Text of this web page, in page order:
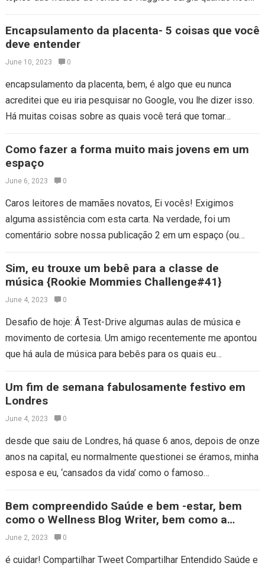
Encapsulamento da placenta- 5 coisas que você
deve entender
June 10, 2023 0
encapsulamento da placenta, bem, é algo que eu nunca
acreditei que eu iria pesquisar no Google, vou lhe dizer isso.
Há muitas coisas sobre as quais você terá que tomar…
Como fazer a forma muito mais jovens em um
espaço
June 6, 2023 0
Caros leitores de mamães novatos, Ei vocês! Exigimos
alguma assistência com esta carta. Na verdade, foi um
comentário sobre nossa publicação 2 em um espaço (ou
Sim, eu trouxe um bebê para a classe de
música {Rookie Mommies Challenge#41}
June 4, 2023 0
Desafio de hoje: Â Test-Drive algumas aulas de música e
movimento de cortesia. Um amigo recentemente me apontou
que há aula de música para bebês para os quais eu
Um fim de semana fabulosamente festivo em
Londres
June 4, 2023 0
desde que saiu de Londres, há quase 6 anos, depois de onze
anos na capital, eu normalmente questionei se éramos, minha
esposa e eu, ‘cansados da vida’ como o famoso…
Bem compreendido Saúde e bem -estar, bem
como o Wellness Blog Writer, bem como a
mamãe, apresenta o compartilhamento de
June 2, 2023 0
é cuidar! Compartilhar Tweet Compartilhar Entendido Saúde e